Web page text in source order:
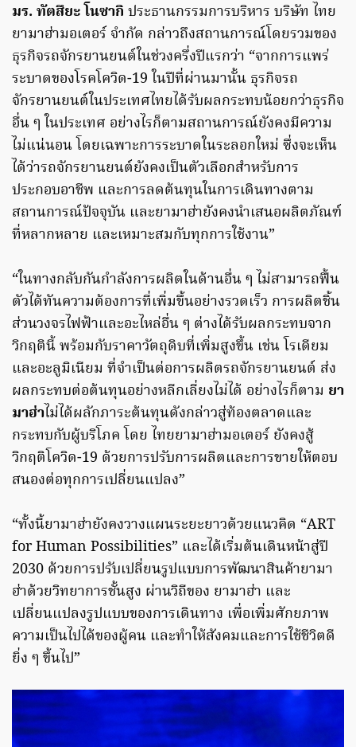
มร. ทัตสึยะ โนซากิ ประธานกรรมการบริหาร บริษัท ไทย
ยามาฮ่ามอเตอร์ จำกัด กล่าวถึงสถานการณ์โดยรวมของ
ธุรกิจรถจักรยานยนต์ในช่วงครึ่งปีแรกว่า “จากการแพร่
ระบาดของโรคโควิด-19 ในปีที่ผ่านมานั้น ธุรกิจรถ
จักรยานยนต์ในประเทศไทยได้รับผลกระทบน้อยกว่าธุรกิจ
อื่น ๆ ในประเทศ อย่างไรก็ตามสถานการณ์ยังคงมีความ
ไม่แน่นอน โดยเฉพาะการระบาดในระลอกใหม่ ซึ่งจะเห็น
ได้ว่ารถจักรยานยนต์ยังคงเป็นตัวเลือกสำหรับการ
ประกอบอาชีพ และการลดต้นทุนในการเดินทางตาม
สถานการณ์ปัจจุบัน และยามาฮ่ายังคงนำเสนอผลิตภัณฑ์
ที่หลากหลาย และเหมาะสมกับทุกการใช้งาน”
“ในทางกลับกันกำลังการผลิตในด้านอื่น ๆ ไม่สามารถฟื้น
ตัวได้ทันความต้องการที่เพิ่มขึ้นอย่างรวดเร็ว การผลิตชิ้น
ส่วนวงจรไฟฟ้าและอะไหล่อื่น ๆ ต่างได้รับผลกระทบจาก
วิกฤตินี้ พร้อมกับราคาวัตถุดิบที่เพิ่มสูงขึ้น เช่น โรเดียม
และอะลูมิเนียม ที่จำเป็นต่อการผลิตรถจักรยานยนต์ ส่ง
ผลกระทบต่อต้นทุนอย่างหลีกเลี่ยงไม่ได้ อย่างไรก็ตาม ยา
มาฮ่าไม่ได้ผลักภาระต้นทุนดังกล่าวสู่ท้องตลาดและ
กระทบกับผู้บริโภค โดย ไทยยามาฮ่ามอเตอร์ ยังคงสู้
วิกฤติโควิด-19 ด้วยการปรับการผลิตและการขายให้ตอบ
สนองต่อทุกการเปลี่ยนแปลง”
“ทั้งนี้ยามาฮ่ายังคงวางแผนระยะยาวด้วยแนวคิด “ART
for Human Possibilities” และได้เริ่มต้นเดินหน้าสู่ปี
2030 ด้วยการปรับเปลี่ยนรูปแบบการพัฒนาสินค้ายามา
ฮ่าด้วยวิทยาการชั้นสูง ผ่านวิถีของ ยามาฮ่า และ
เปลี่ยนแปลงรูปแบบของการเดินทาง เพื่อเพิ่มศักยภาพ
ความเป็นไปได้ของผู้คน และทำให้สังคมและการใช้ชีวิตดี
ยิ่ง ๆ ขึ้นไป”